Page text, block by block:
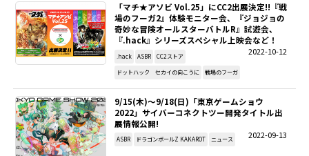
COMPANY
BLOG
RECRUIT
SNS
「マチ★アソビ Vol.25」にCC2出展決定!!『戦
場のフーガ2』体験モニター会、『ジョジョの
奇妙な冒険オールスターバトルR』試遊会、
『.hack』シリーズスペシャル上映会など！
2022-10-12
.hack ASBR CC2ストア
ドットハック セカイの向こうに 戦場のフーガ
9/15(木)～9/18(日)「東京ゲームショウ
2022」サイバーコネクトツー開発タイトル出
展情報公開!
2022-09-13
ASBR ドラゴンボールZ KAKAROT ニュース